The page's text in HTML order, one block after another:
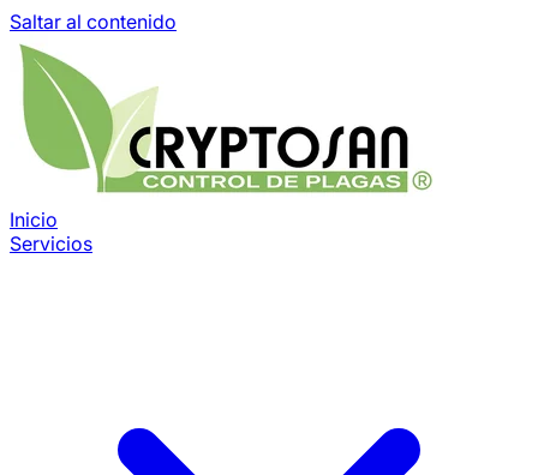
Saltar al contenido
Inicio
Servicios